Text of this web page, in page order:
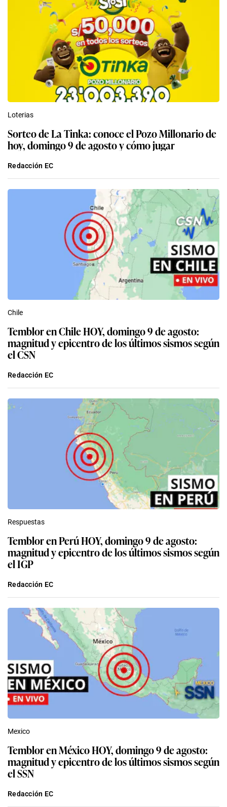
Loterias
Sorteo de La Tinka: conoce el Pozo Millonario de
hoy, domingo 9 de agosto y cómo jugar
Redacción EC
Chile
Temblor en Chile HOY, domingo 9 de agosto:
magnitud y epicentro de los últimos sismos según
el CSN
Redacción EC
Respuestas
Temblor en Perú HOY, domingo 9 de agosto:
magnitud y epicentro de los últimos sismos según
el IGP
Redacción EC
Mexico
Temblor en México HOY, domingo 9 de agosto:
magnitud y epicentro de los últimos sismos según
el SSN
Redacción EC